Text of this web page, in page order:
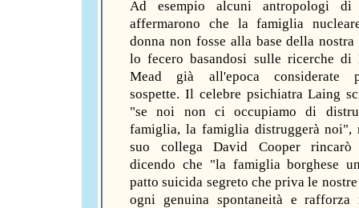
Ad esempio alcuni antropologi di
affermarono che la famiglia
donna non fosse alla base della nostra
lo fecero basandosi sulle ricerche di
Mead già all'epoca considerate
sospette. Il celebre psichiatra Laing
"se noi non ci occupiamo di
famiglia, la famiglia distruggerà noi",
suo collega David Cooper
dicendo che "la famiglia borghese
patto suicida segreto che priva le
ogni genuina spontaneità e rafforza